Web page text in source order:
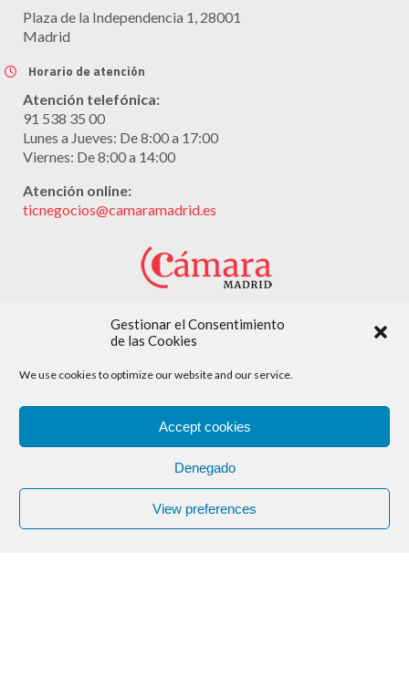
Gestionar el Consentimiento
de las Cookies
We use cookies to optimize our website and our service.
Accept cookies
Denegado
View preferences
Plaza de la Independencia 1, 28001
Madrid
Horario de atención
Atención telefónica:
91 538 35 00
Lunes a Jueves: De 8:00 a 17:00
Viernes: De 8:00 a 14:00
Atención online:
ticnegocios@camaramadrid.es
Con la colaboración de: